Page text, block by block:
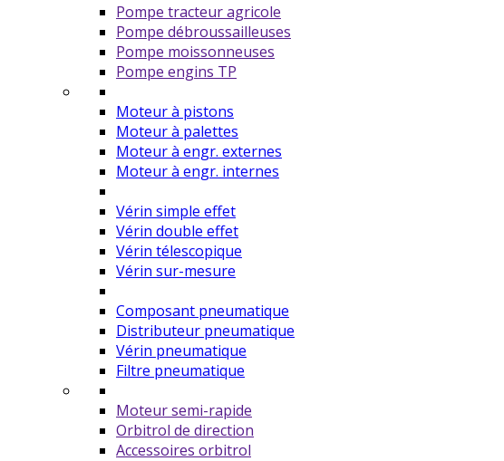
Pompe tracteur agricole
Pompe débroussailleuses
Pompe moissonneuses
Pompe engins TP
Moteur à pistons
Moteur à palettes
Moteur à engr. externes
Moteur à engr. internes
Vérin simple effet
Vérin double effet
Vérin télescopique
Vérin sur-mesure
Composant pneumatique
Distributeur pneumatique
Vérin pneumatique
Filtre pneumatique
Moteur semi-rapide
Orbitrol de direction
Accessoires orbitrol